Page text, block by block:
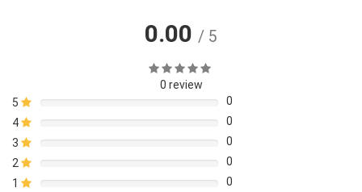
0.00 / 5
0 review
5
0
4
0
3
0
2
0
1
0